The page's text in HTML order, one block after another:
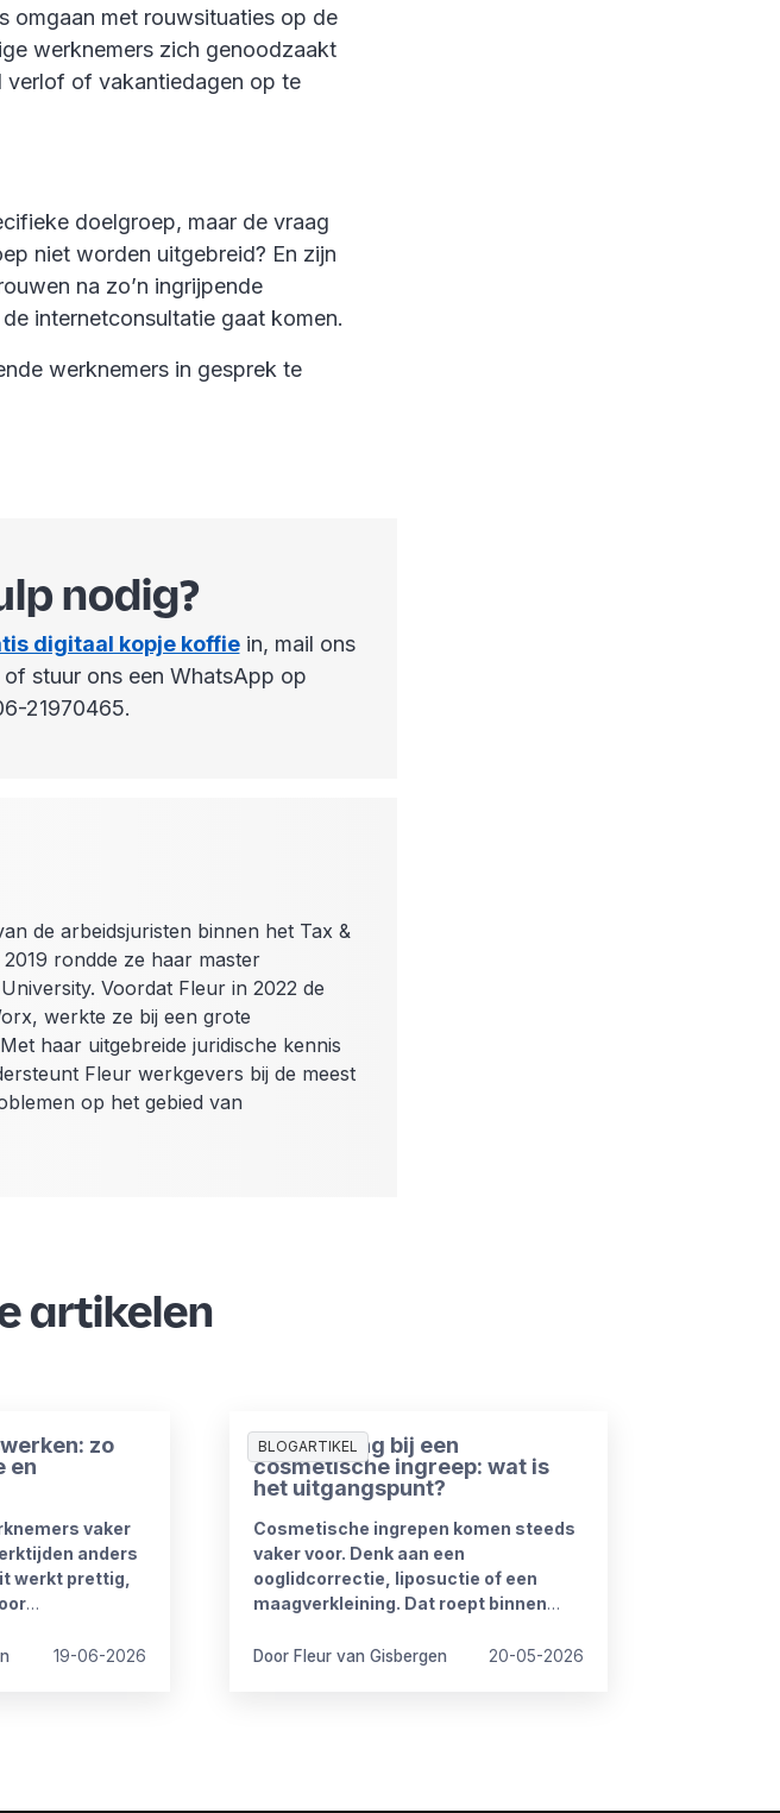
omgaan met rouwsituaties op de
werknemers zich genoodzaakt
verlof of vakantiedagen op te
doelgroep, maar de vraag
niet worden uitgebreid? En zijn
na zo’n ingrijpende
internetconsultatie gaat komen.
werknemers in gesprek te
nodig?
digitaal kopje koffiein, mail ons
of stuur ons een WhatsApp op
21970465.
de arbeidsjuristen binnen het Tax &
rondde ze haar master
Voordat Fleur in 2022 de
werkte ze bij een grote
haar uitgebreide juridische kennis
Fleur werkgevers bij de meest
op het gebied van
artikelen
zo
en
vaker
anders
werkt prettig,
19-06-2026
BLOGARTIKEL
Ziekmelding bij een
cosmetische ingreep: wat is
het uitgangspunt?
Cosmetische ingrepen komen steeds
vaker voor. Denk aan een
ooglidcorrectie, liposuctie of een
maagverkleining. Dat roept binnen
Door Fleur van Gisbergen 20-05-2026